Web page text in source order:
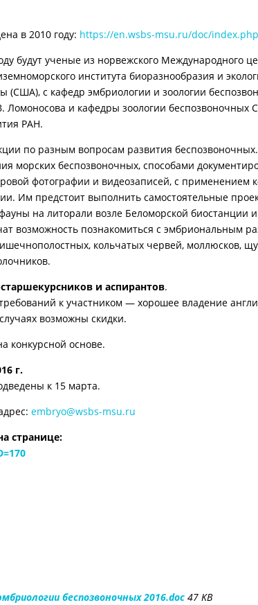
в 2010 году: https://en.wsbs-msu.ru/doc/
будут ученые из норвежского Международного
института биоразнообразия и
с кафедр эмбриологии и зоологии
Ломоносова и кафедры зоологии беспозвоночных
РАН.
по разным вопросам развития
морских беспозвоночных, способами
фотографии и видеозаписей, с применением
Им предстоит выполнить самостоятельные
на литорали возле Беломорской биостанции
возможность познакомиться с эмбриональным
кольчатых червей, моллюсков,
и аспирантов.
к участником — хорошее владение
возможны скидки.
конкурсной основе.
г.
к 15 марта.
embryo@wsbs-msu.ru
странице:
беспозвоночных 2016.doc 47 KB